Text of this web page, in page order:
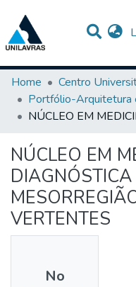
All
Home
NÚCLEO EM
VERTENTES
No